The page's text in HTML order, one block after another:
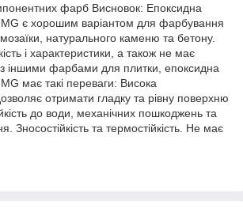
фарб Висновок: Епоксидна
є хорошим варіантом для фарбування
натурального каменю та бетону.
і характеристики, а також не має
іншими фарбами для плитки, епоксидна
має такі переваги: Висока
отримати гладку та рівну поверхню
до води, механічних пошкоджень та
Зносостійкість та термостійкість. Не має